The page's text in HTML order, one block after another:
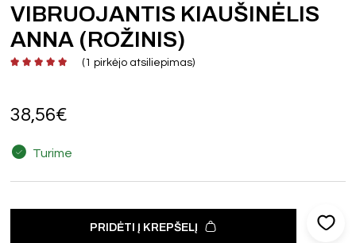
VIBRUOJANTIS KIAUŠINĖLIS
ANNA (ROŽINIS)
(1 pirkėjo atsiliepimas)
38,56€
Turime
PRIDĖTI Į KREPŠELĮ